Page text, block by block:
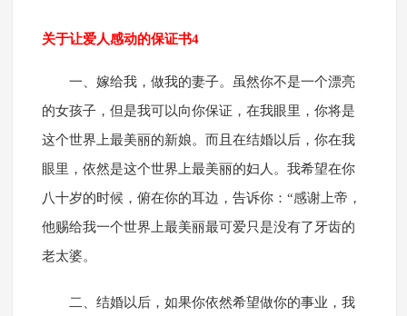
关于让爱人感动的保证书4
一、嫁给我，做我的妻子。虽然你不是一个漂亮
的女孩子，但是我可以向你保证，在我眼里，你将是
这个世界上最美丽的新娘。而且在结婚以后，你在我
眼里，依然是这个世界上最美丽的妇人。我希望在你
八十岁的时候，俯在你的耳边，告诉你：“感谢上帝，
他赐给我一个世界上最美丽最可爱只是没有了牙齿的
老太婆。
二、结婚以后，如果你依然希望做你的事业，我